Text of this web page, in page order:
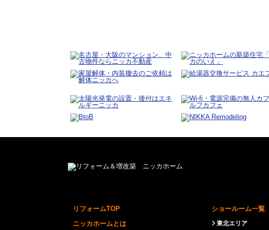
リフォームTOP
ニッカホームとは
ショールーム一覧
東北エリア